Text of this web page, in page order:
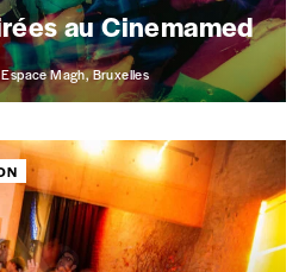
au Cinemamed
Espace Magh, Bruxelles